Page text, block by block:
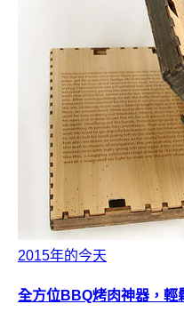
2015年的今天
全方位BBQ烤肉神器，輕